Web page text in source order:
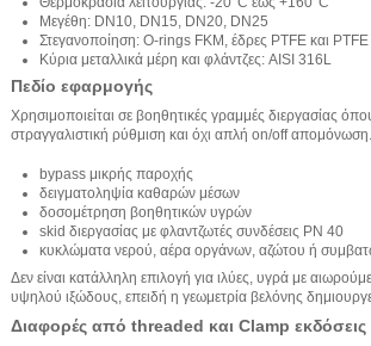
Μεγέθη: DN10, DN15, DN20, DN25
Στεγανοποίηση: O-rings FKM, έδρες PTFE και
Κύρια μεταλλικά μέρη και φλάντζες: AISI 316L
Πεδίο εφαρμογής
Χρησιμοποιείται σε βοηθητικές γραμμές διεργασίας όπου
στραγγαλιστική ρύθμιση και όχι απλή on/off
bypass μικρής παροχής
δειγματοληψία καθαρών μέσων
δοσομέτρηση βοηθητικών υγρών
skid διεργασίας με φλαντζωτές συνδέσεις PN 40
κυκλώματα νερού, αέρα οργάνων, αζώτου ή
Δεν είναι κατάλληλη επιλογή για ιλύες, υγρά με
υψηλού ιξώδους, επειδή η γεωμετρία βελόνης
Διαφορές από threaded και Clamp εκδόσεις